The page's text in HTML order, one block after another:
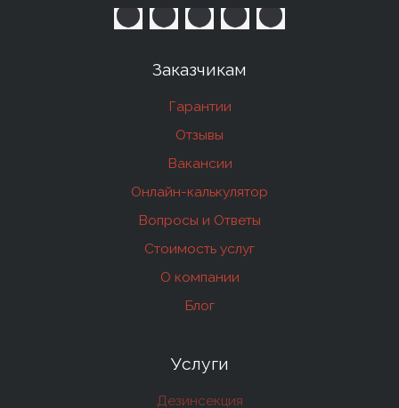
Заказчикам
Гарантии
Отзывы
Вакансии
Онлайн-калькулятор
Вопросы и Ответы
Стоимость услуг
О компании
Блог
Услуги
Дезинсекция